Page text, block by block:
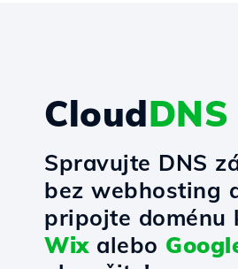
CloudDNS
Spravujte DNS
bez webhosting
pripojte doménu
Wixalebo